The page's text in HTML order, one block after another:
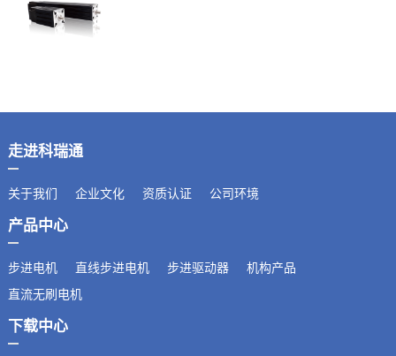
走进科瑞通
关于我们 企业文化 资质认证 公司环境
产品中心
步进电机 直线步进电机 步进驱动器
机构产品
直流无刷电机
下载中心